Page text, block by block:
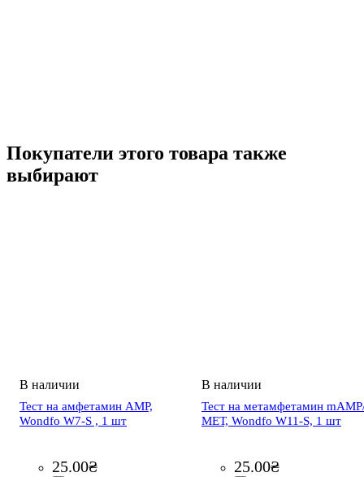
Покупатели этого товара также
выбирают
Тест на амфетамин AMP,
Wondfo W7-S , 1 шт
25.00₴
Тест на метамфетамин
МЕТ, Wondfo W11-S, 1 шт
25.00₴